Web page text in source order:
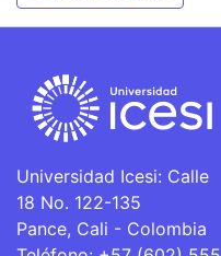
Universidad Icesi: Calle
18 No. 122-135
Pance, Cali - Colombia